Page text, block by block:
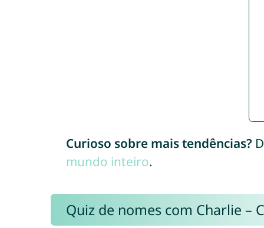
Curioso sobre mais tendências?
mundo inteiro.
Quiz de nomes com Charlie –